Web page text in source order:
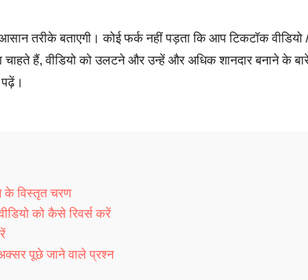
तरीके बताएगी। कोई फर्क नहीं पड़ता कि आप टिकटॉक वीडियो /
हैं, वीडियो को उलटने और उन्हें और अधिक शानदार बनाने के
के विस्तृत चरण
को कैसे रिवर्स करें
पूछे जाने वाले प्रश्न